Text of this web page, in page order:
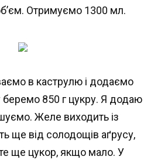
Отримуємо 1300 мл.
в каструлю і додаємо
беремо 850 г цукру. Я додаю
Желе виходить із
ще від солодощів аґрусу,
ще цукор, якщо мало. У